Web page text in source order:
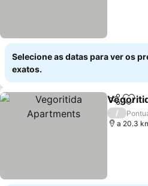
Selecione as datas para ver os
exatos.
Partilhar
/
a 20.3